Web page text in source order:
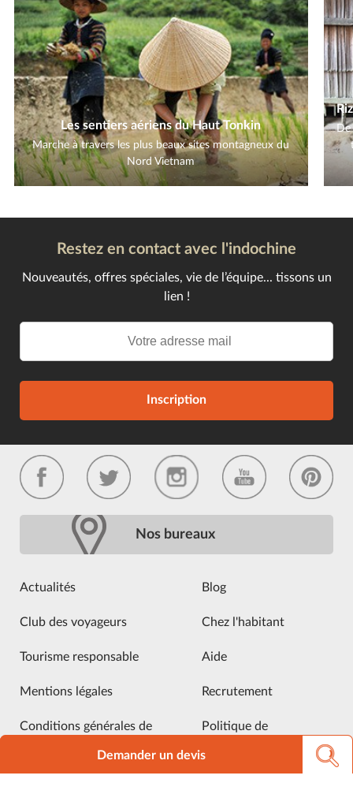
Les sentiers aériens du Haut Tonkin
Marche à travers les plus beaux sites montagneux du
Nord Vietnam
De
Restez en contact avec l'indochine
Nouveautés, offres spéciales, vie de l’équipe... tissons un
lien !
Inscription
Nos bureaux
Actualités Blog
Club des voyageurs Chez l'habitant
Tourisme responsable Aide
Mentions légales Recrutement
Conditions générales de
Politique de
Demander un devis